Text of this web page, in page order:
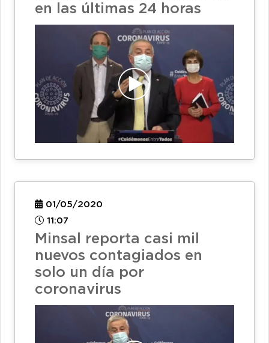
en las últimas 24 horas
01/05/2020
11:07
Minsal reporta casi mil
nuevos contagiados en
solo un día por
coronavirus